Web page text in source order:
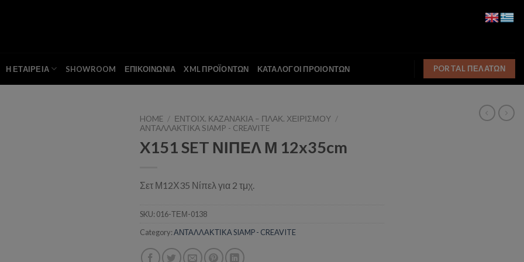
Η ΕΤΑΙΡΕΙΑ SHOWROOM ΕΠΙΚΟΙΝΩΝΙΑ XML ΠΡΟΪΟΝΤΩΝ ΚΑΤΑΛΟΓΟΙ ΠΡΟΙΟΝΤΩΝ PORTAL ΠΕΛΑΤΩΝ
HOME / ΕΝΤΟΙΧ. ΚΑΖΑΝΑΚΙΑ – ΠΛΑΚ. ΧΕΙΡΙΣΜΟΥ /
ΑΝΤΑΛΛΑΚΤΙΚΑ SIAMP - CREAVITE
X151 SET ΝΙΠΕΛ Μ 12x35cm
Σετ Μ12Χ35 Νίπελ για 2 τμχ.
SKU: 016-ΤΕΜ-0138
Category:ΑΝΤΑΛΛΑΚΤΙΚΑ SIAMP - CREAVITE